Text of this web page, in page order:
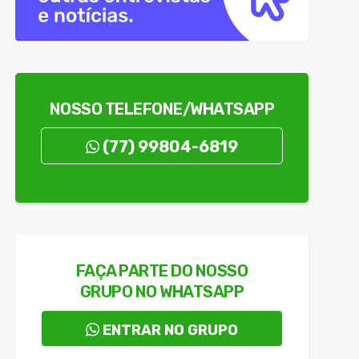
de Monte Alto
nas eleições
R$ 16,4 mil
no Brasil
NOSSO TELEFONE/WHATSAPP
(77) 99804-6819
FAÇA PARTE DO NOSSO
GRUPO NO WHATSAPP
ENTRAR NO GRUPO